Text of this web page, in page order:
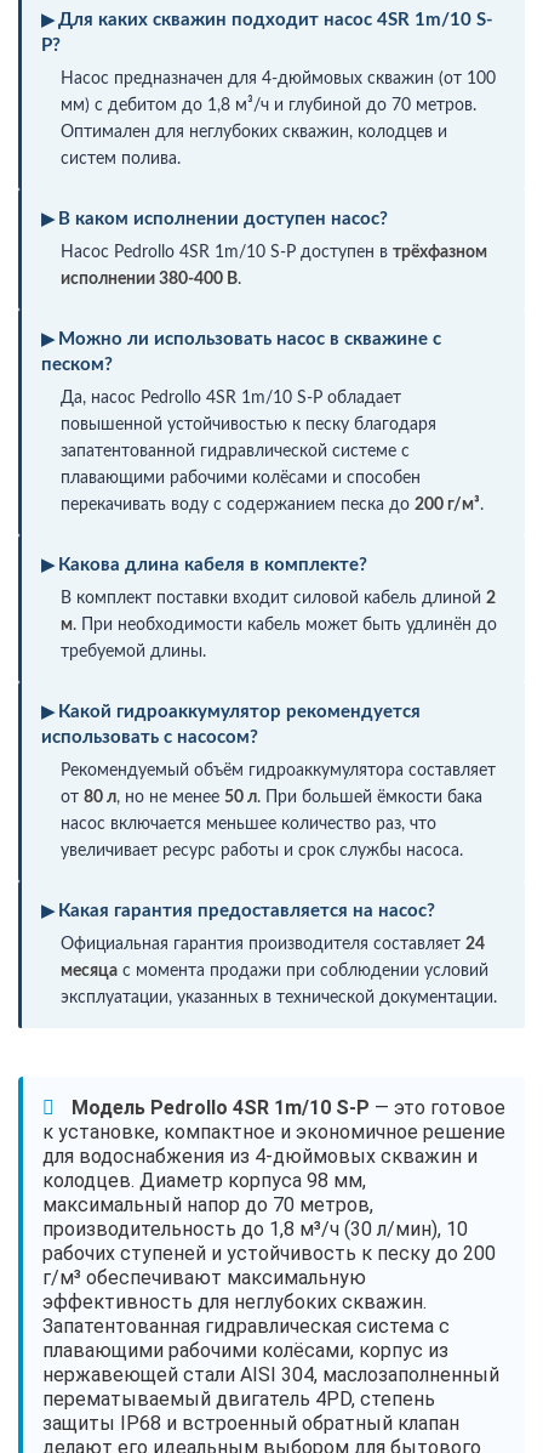
Для каких скважин подходит насос 4SR 1m/10 S-
P?
Насос предназначен для 4-дюймовых скважин (от 100
мм) с дебитом до 1,8 м³/ч и глубиной до 70 метров.
Оптимален для неглубоких скважин, колодцев и
систем полива.
В каком исполнении доступен насос?
Насос Pedrollo 4SR 1m/10 S-P доступен в трёхфазном
исполнении 380-400 В.
Можно ли использовать насос в скважине с
песком?
Да, насос Pedrollo 4SR 1m/10 S-P обладает
повышенной устойчивостью к песку благодаря
запатентованной гидравлической системе с
плавающими рабочими колёсами и способен
перекачивать воду с содержанием песка до 200 г/м³.
Какова длина кабеля в комплекте?
В комплект поставки входит силовой кабель длиной 2
м. При необходимости кабель может быть удлинён до
требуемой длины.
Какой гидроаккумулятор рекомендуется
использовать с насосом?
Рекомендуемый объём гидроаккумулятора составляет
от 80 л, но не менее 50 л. При большей ёмкости бака
насос включается меньшее количество раз, что
увеличивает ресурс работы и срок службы насоса.
Какая гарантия предоставляется на насос?
Официальная гарантия производителя составляет 24
месяца с момента продажи при соблюдении условий
эксплуатации, указанных в технической документации.
Модель Pedrollo 4SR 1m/10 S-P — это готовое
к установке, компактное и экономичное решение
для водоснабжения из 4-дюймовых скважин и
колодцев. Диаметр корпуса 98 мм,
максимальный напор до 70 метров,
производительность до 1,8 м³/ч (30 л/мин), 10
рабочих ступеней и устойчивость к песку до 200
г/м³ обеспечивают максимальную
эффективность для неглубоких скважин.
Запатентованная гидравлическая система с
плавающими рабочими колёсами, корпус из
нержавеющей стали AISI 304, маслозаполненный
перематываемый двигатель 4PD, степень
защиты IP68 и встроенный обратный клапан
делают его идеальным выбором для бытового